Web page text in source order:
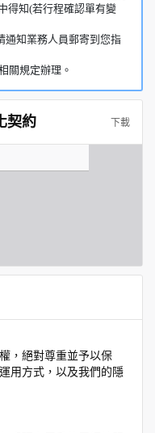
得知(若行程確認單有變
通知業務人員郵寄到您指
關規定辦理。
契約 下載
，絕對尊重並予以保
用方式，以及我們的隱